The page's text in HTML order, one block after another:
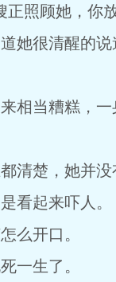
正照顾她，你
她很清醒的
相当糟糕，一
清楚，她并
看起来吓人。
么开口。
一生了。